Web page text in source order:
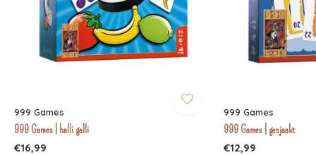
999 Games
999 Games | halli galli
€16,99
999 Games
999 Games | gesjaakt
€12,99